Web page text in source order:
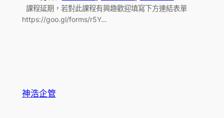
課程延期，若對此課程有興趣歡迎填寫下方連結表單
https://goo.gl/forms/r5Y…
神浩企管